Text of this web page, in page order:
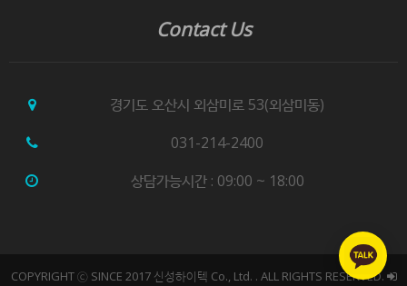
Contact Us
경기도 오산시 외삼미로 53(외삼미동)
031-214-2400
상담가능시간 : 09:00 ~ 18:00
COPYRIGHT ⓒ SINCE 2017 신성하이텍 Co., Ltd. . ALL RIGHTS RESERVED.